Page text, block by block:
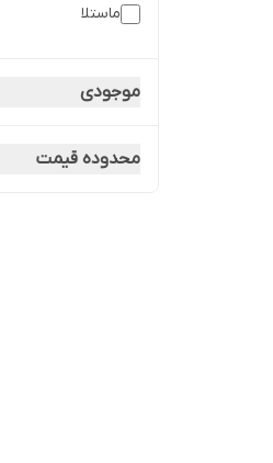
ماستلا
موجودی
محدوده قیمت